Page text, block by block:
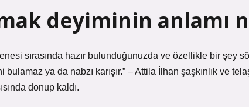
deyiminin anlamı
sırasında hazır bulunduğunuzda ve özellikle bir şey
ya da nabzı karışır.” – Attila İlhan şaşkınlık ve
donup kaldı.